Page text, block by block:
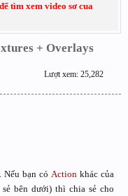
tìm xem video sơ cua
+ Overlays
Lượt xem: 25,282
bạn có Action khác của
bên dưới) thì chia sẻ cho